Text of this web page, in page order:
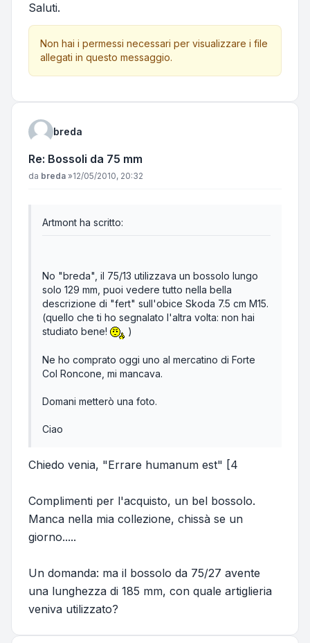
Saluti.
Non hai i permessi necessari per visualizzare i file
allegati in questo messaggio.
breda
Re: Bossoli da 75 mm
Messaggio
da breda »12/05/2010, 20:32
Artmont ha scritto:
No "breda", il 75/13 utilizzava un bossolo lungo
solo 129 mm, puoi vedere tutto nella bella
descrizione di "fert" sull'obice Skoda 7.5 cm M15.
(quello che ti ho segnalato l'altra volta: non hai
studiato bene!
)
Ne ho comprato oggi uno al mercatino di Forte
Col Roncone, mi mancava.
Domani metterò una foto.
Ciao
Chiedo venia, "Errare humanum est" [4
Complimenti per l'acquisto, un bel bossolo.
Manca nella mia collezione, chissà se un
giorno.....
Un domanda: ma il bossolo da 75/27 avente
una lunghezza di 185 mm, con quale artiglieria
veniva utilizzato?